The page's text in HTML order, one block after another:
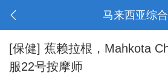
马来西亚综合
[保健] 蕉赖拉根，Mahkota
服22号按摩师